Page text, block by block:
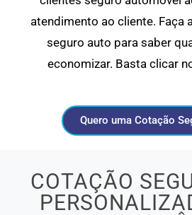
atendimento ao cliente. Faça
seguro auto para saber
economizar. Basta clicar
Quero uma Cotação
COTAÇÃO